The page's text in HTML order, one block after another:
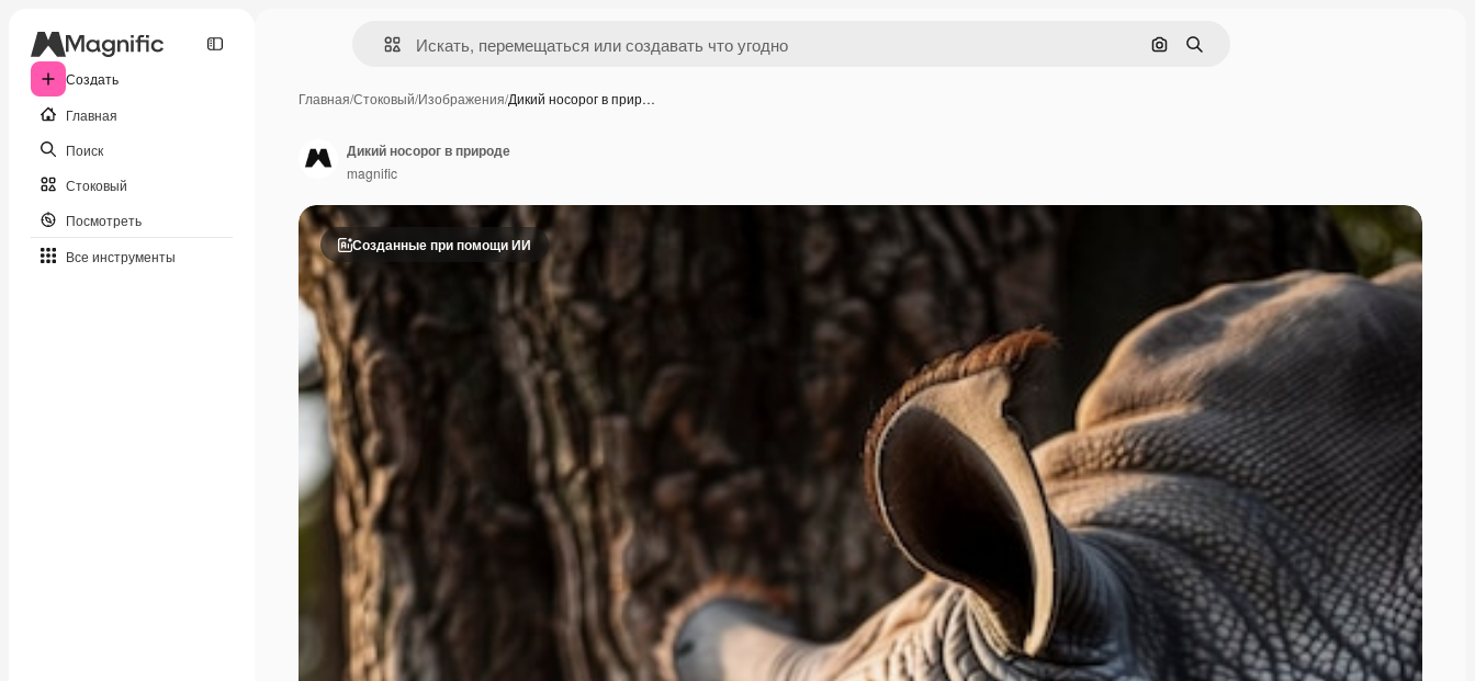
Создать
Главная
Поиск
Стоковый
Посмотреть
Все инструменты
Поиск по изображению
Поиск
Главная/Стоковый/Изображения/Дикий носорог в прир…
Созданные при помощи ИИ
Дикий носорог в природе
magnific